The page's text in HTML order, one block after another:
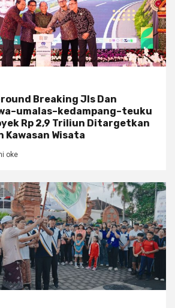
Breaking Jls Dan
Rp 2,9 Triliun Ditargetkan
Kawasan Wisata
oke